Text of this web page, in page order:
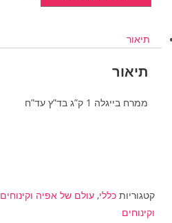
תיאור
תיאור
ממרח בייגלה 1 ק”ג בד”ץ עד”ח
קטגוריות כללי, עולם של אפיה וקינוחים
וקינוחים